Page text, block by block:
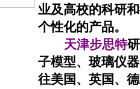
业及高校的科研
个性化的产品。
天津步思特
子模型、玻璃仪
往美国、英国、